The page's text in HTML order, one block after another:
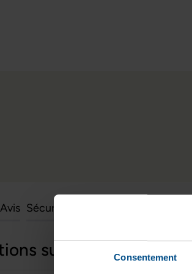
Consentement
Avis Sécurité et informations du
sur le produit